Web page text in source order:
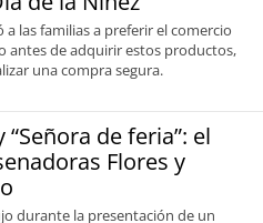
las familias a preferir el comercio
antes de adquirir estos productos,
una compra segura.
de feria”: el
Flores y
durante la presentación de un